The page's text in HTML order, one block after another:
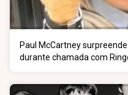
Paul McCartney
durante chamada com